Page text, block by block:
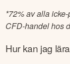
*72% av alla
CFD-handel hos
Hur kan jag